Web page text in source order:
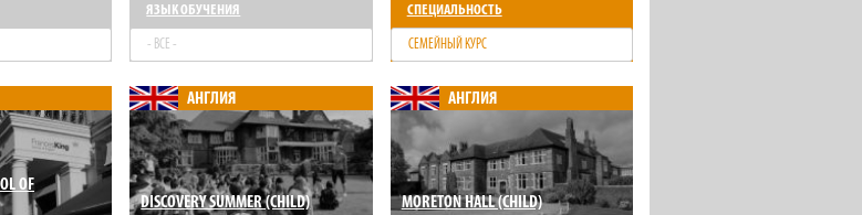
ЯЗЫК ОБУЧЕНИЯ
- ВСЕ -
СПЕЦИАЛЬНОСТЬ
СЕМЕЙНЫЙ КУРС
OF
АНГЛИЯ
DISCOVERY SUMMER (CHILD)
АНГЛИЯ
MORETON HALL (CHILD)